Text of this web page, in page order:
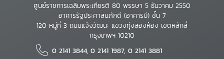
ศูนย์ราชการเฉลิมพระเกียรติ 80 พรรษา 5 ธันวาคม 2550
อาคารรัฐประศาสนภักดี (อาคารบี) ชั้น 7
120 หมู่ที่ 3 ถนนแจ้งวัฒนะ แขวงทุ่งสองห้อง เขตหลักสี่
กรุงเทพฯ 10210
0 2141 3844, 0 2141 1987, 0 2141 3881